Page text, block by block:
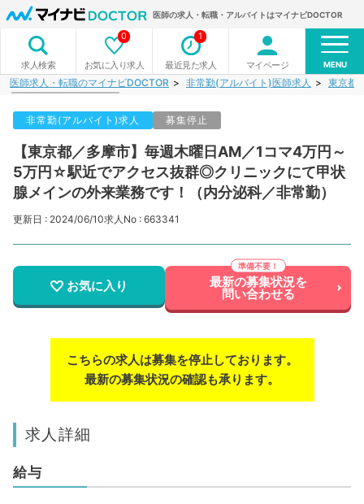
医師の求人・転職・アルバイトはマイナビDOCTOR
求人検索 お気に入り求人
0
最近見た求人
1
マイページ MENU
医師求人・転職のマイナビDOCTOR 非常勤(アルバイト)医師求人 東京都
非常勤(アルバイト)求人 募集停止
【東京都／多摩市】毎週木曜日AM／1コマ4万円～
5万円☆駅近でアクセス抜群◎クリニックにて甲状
腺メインの外来業務です！（内分泌科／非常勤）
更新日 : 2024/06/10求人No : 663341
お気に入り 最新の募集状況を
問い合わせる
こちらの求人は募集を停止しております。
最新の募集状況の確認も承ります。
求人詳細
給与